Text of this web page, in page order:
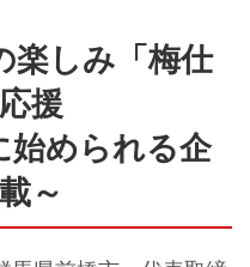
楽しみ「梅仕
援
始められる企
～